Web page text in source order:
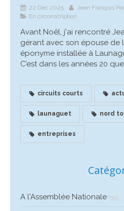
22 Déc 2025
Jean François
En circonscription
Avant Noêl, j'ai rencontré
gérant avec son épouse de
éponyme installée à
C’est dans les années 20
circuits courts
launaguet nord
entreprises
A l'Assemblée Nationale (35)